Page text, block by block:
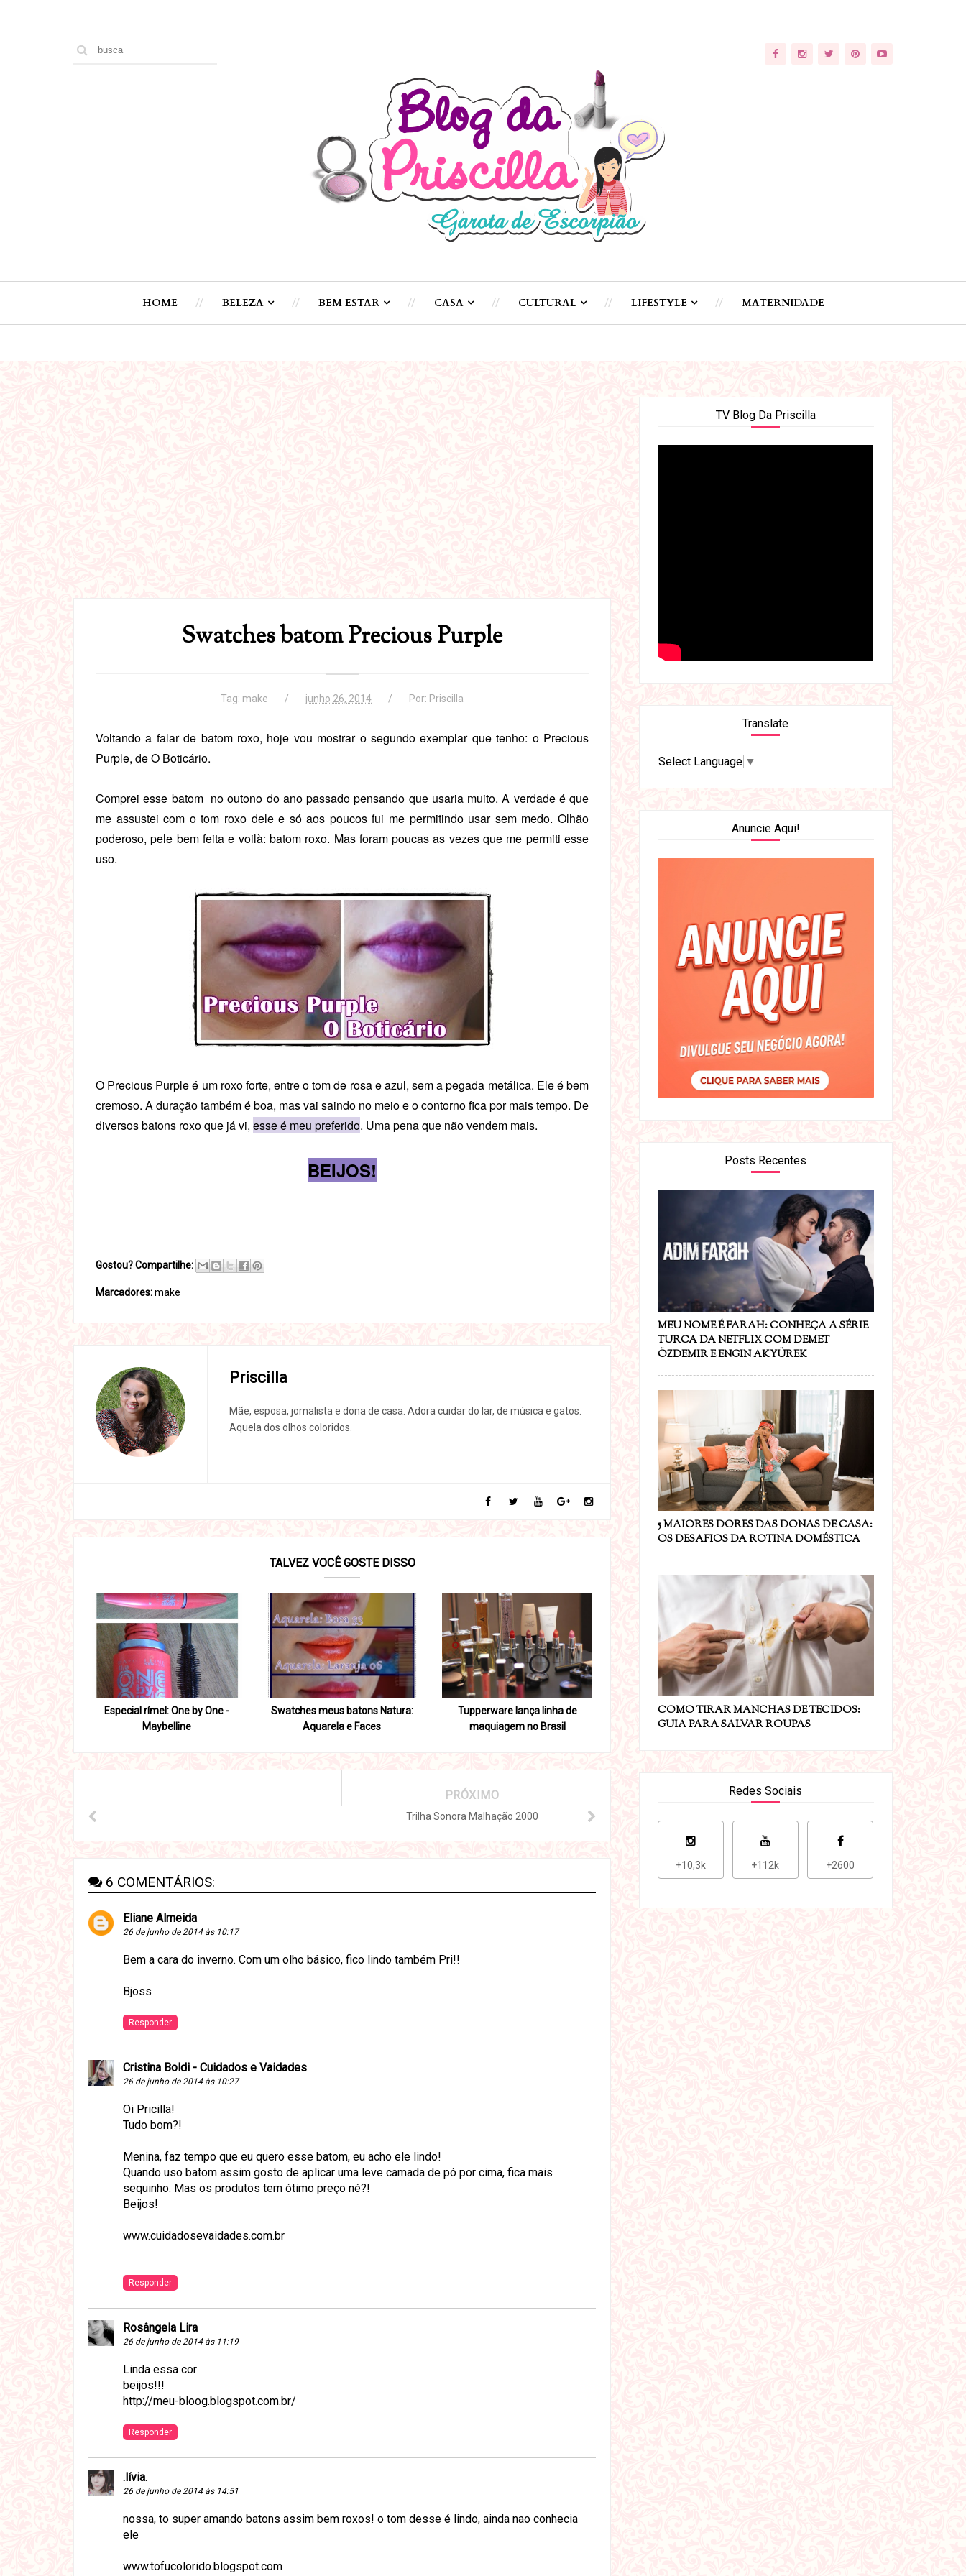
HOME BELEZA BEM ESTAR CASA CULTURAL LIFESTYLE MATERNIDADE
Swatches batom Precious Purple
Tag: make junho 26, 2014 Por: Priscilla
Voltando a falar de batom roxo, hoje vou mostrar o segundo exemplar que tenho: o Precious
Purple, de O Boticário.
Comprei esse batom no outono do ano passado pensando que usaria muito. A verdade é que
me assustei com o tom roxo dele e só aos poucos fui me permitindo usar sem medo. Olhão
poderoso, pele bem feita e voilà: batom roxo. Mas foram poucas as vezes que me permiti esse
uso.
O Precious Purple é um roxo forte, entre o tom de rosa e azul, sem a pegada metálica. Ele é bem
cremoso. A duração também é boa, mas vai saindo no meio e o contorno fica por mais tempo. De
diversos batons roxo que já vi, esse é meu preferido. Uma pena que não vendem mais.
BEIJOS!
Gostou? Compartilhe:
Marcadores:make
Priscilla
Mãe, esposa, jornalista e dona de casa. Adora cuidar do lar, de música e gatos.
Aquela dos olhos coloridos.
TALVEZ VOCÊ GOSTE DISSO
Especial rímel: One by One -
Maybelline
Swatches meus batons Natura:
Aquarela e Faces
Tupperware lança linha de
maquiagem no Brasil
PRÓXIMO
Trilha Sonora Malhação 2000
6 COMENTÁRIOS:
Eliane Almeida
26 de junho de 2014 às 10:17
Bem a cara do inverno. Com um olho básico, fico lindo também Pri!!
Bjoss
Responder
Cristina Boldi - Cuidados e Vaidades
26 de junho de 2014 às 10:27
Oi Pricilla!
Tudo bom?!
Menina, faz tempo que eu quero esse batom, eu acho ele lindo!
Quando uso batom assim gosto de aplicar uma leve camada de pó por cima, fica mais
sequinho. Mas os produtos tem ótimo preço né?!
Beijos!
www.cuidadosevaidades.com.br
Responder
Rosângela Lira
26 de junho de 2014 às 11:19
Linda essa cor
beijos!!!
http://meu-bloog.blogspot.com.br/
Responder
.lívia.
26 de junho de 2014 às 14:51
nossa, to super amando batons assim bem roxos! o tom desse é lindo, ainda nao conhecia
ele
www.tofucolorido.blogspot.com
TV Blog Da Priscilla
Translate
Select Language ▼
Anuncie Aqui!
Posts Recentes
MEU NOME É FARAH: CONHEÇA A SÉRIE
TURCA DA NETFLIX COM DEMET
ÖZDEMIR E ENGIN AKYÜREK
5 MAIORES DORES DAS DONAS DE CASA:
OS DESAFIOS DA ROTINA DOMÉSTICA
COMO TIRAR MANCHAS DE TECIDOS:
GUIA PARA SALVAR ROUPAS
Redes Sociais
+10,3k +112k +2600